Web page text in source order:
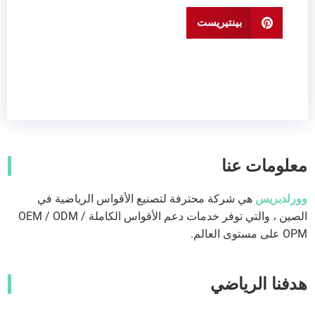
بينتيريست
معلومات عنا
وورلدبريس هي شركة محترفة لتصنيع الأقواس الرياضية في
الصين ، والتي توفر خدمات دعم الأقواس الكاملة OEM / ODM /
OPM على مستوى العالم.
هدفنا الرياضي